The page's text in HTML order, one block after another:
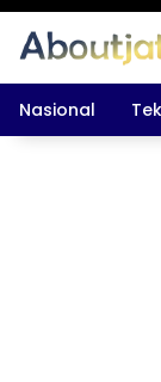
Nasional